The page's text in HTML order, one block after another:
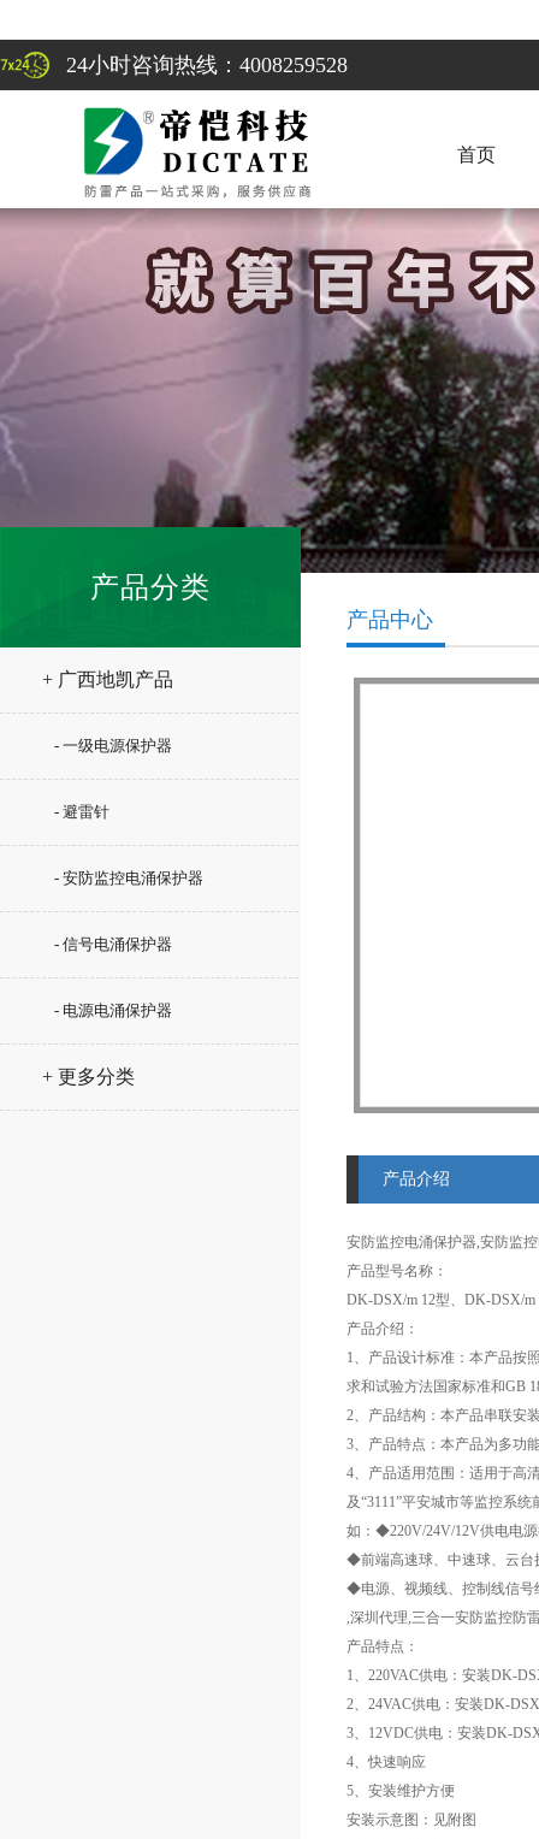
24小时咨询热线：4008259528
首页
产品分类
+ 广西地凯产品
- 一级电源保护器
- 避雷针
- 安防监控电涌保护器
- 信号电涌保护器
- 电源电涌保护器
+ 更多分类
产品中心
产品介绍
安防监控电涌保护器,安防监
产品型号名称：
DK-DSX/m 12型、DK-DSX/
产品介绍：
1、产品设计标准：本产品按
求和试验方法国家标准和GB
2、产品结构：本产品串联安
3、产品特点：本产品为多功
4、产品适用范围：适用于高
及“3111”平安城市等监控系
如：◆220V/24V/12V供电电
◆前端高速球、中速球、云台
◆电源、视频线、控制线信号
,深圳代理,三合一安防监控防
产品特点：
1、220VAC供电：安装DK-
2、24VAC供电：安装DK-
3、12VDC供电：安装DK-
4、快速响应
5、安装维护方便
安装示意图：见附图